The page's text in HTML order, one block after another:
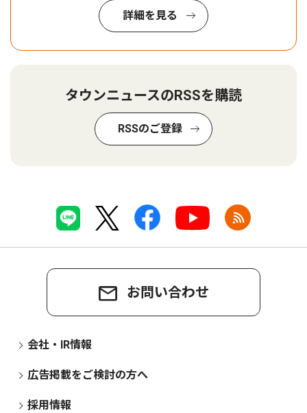
詳細を見る
タウンニュースのRSSを購読
RSSのご登録
お問い合わせ
会社・IR情報
広告掲載をご検討の方へ
採用情報